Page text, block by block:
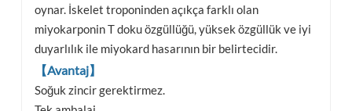
oynar. İskelet troponinden açıkça farklı olan
miyokarponin T doku özgüllüğü, yüksek özgüllük ve iyi
duyarlılık ile miyokard hasarının bir belirtecidir.
【Avantaj】
Soğuk zincir gerektirmez.